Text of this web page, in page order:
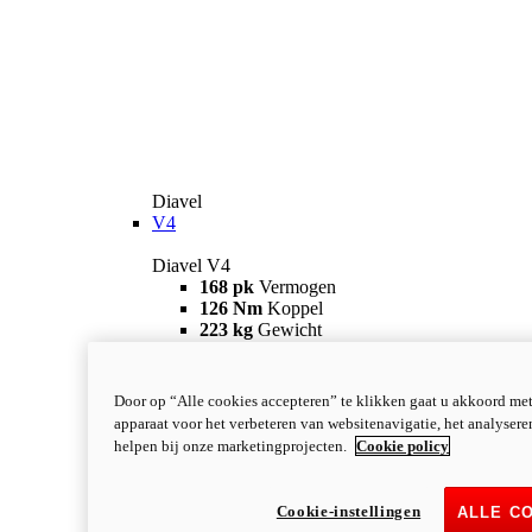
Diavel
V4
Diavel V4
168 pk Vermogen
126 Nm Koppel
223 kg Gewicht
newV4 RS
Diavel V4 RS
182 pkVERMOGEN
i
Door op “Alle cookies accepteren” te klikken gaat u akkoord
apparaat voor het verbeteren van websitenavigatie, het
helpen bij onze marketingprojecten.
Cookie policy
ALLE
Cookie-instellingen